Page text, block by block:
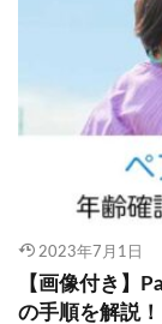
2023年7月1日
【画像付き】
の手順を解説！